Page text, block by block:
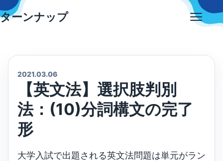
Skip
to
ターンナップ
2021.03.06
【英文法】選択肢判別
法：(10)分詞構文の完了
形
大学入試で出題される英文法問題は単元がラン